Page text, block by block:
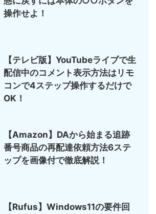
操作せよ！
【テレビ版】YouTubeライブで生
配信中のコメント表示方法はリモ
コンで4ステップ操作するだけで
OK！
【Amazon】DAから始まる追跡
番号商品の再配達依頼方法6ステ
ップを画像付で徹底解説！
【Rufus】Windows11の要件回